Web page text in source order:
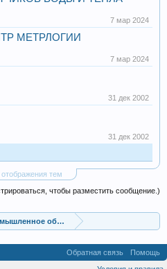
7 мар 2024
МЕТРЛОГИИ
7 мар 2024
31 дек 2002
31 дек 2002
тем
чтобы разместить сообщение.)
оборудование
Обратная связь
Помощь